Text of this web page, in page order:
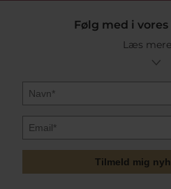
Følg med i
Læs
Tilmeld mig